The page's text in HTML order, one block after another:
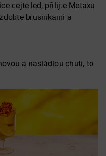
dejte led, přilijte Metaxu
brusinkami a
a nasládlou chutí, to